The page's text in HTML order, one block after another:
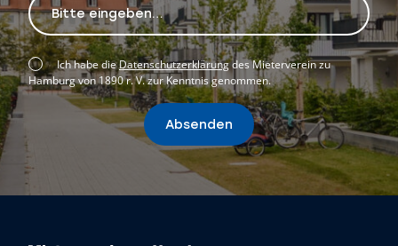
Ich habe dieDatenschutzerklärungdes Mieterverein zu
Hamburg von 1890 r. V. zur Kenntnis genommen.
Absenden